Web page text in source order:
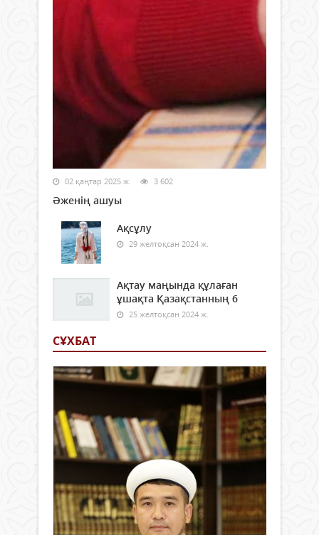
02 қаңтар 2025 ж. 3 602
Әженің ашуы
Ақсұлу
29 желтоқсан 2024 ж.
Ақтау маңында құлаған
ұшақта Қазақстанның 6
25 желтоқсан 2024 ж.
СҰХБАТ